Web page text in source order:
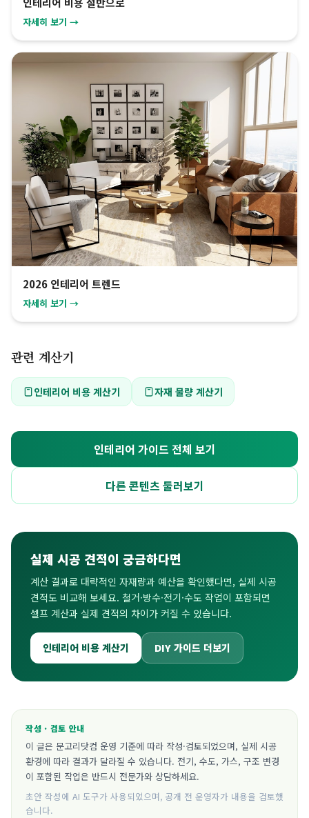
자세히 보기 →
2026 인테리어 트렌드
자세히 보기 →
관련 계산기
인테리어 비용 계산기 자재 물량 계산기
인테리어 가이드 전체 보기
다른 콘텐츠 둘러보기
실제 시공 견적이 궁금하다면
계산 결과로 대략적인 자재량과 예산을 확인했다면, 실제 시공
견적도 비교해 보세요. 철거·방수·전기·수도 작업이 포함되면
셀프 계산과 실제 견적의 차이가 커질 수 있습니다.
인테리어 비용 계산기 DIY 가이드 더보기
작성 · 검토 안내
이 글은 문고리닷컴 운영 기준에 따라 작성·검토되었으며, 실제 시공
환경에 따라 결과가 달라질 수 있습니다. 전기, 수도, 가스, 구조 변경
이 포함된 작업은 반드시 전문가와 상담하세요.
초안 작성에 AI 도구가 사용되었으며, 공개 전 운영자가 내용을 검토했
습니다.